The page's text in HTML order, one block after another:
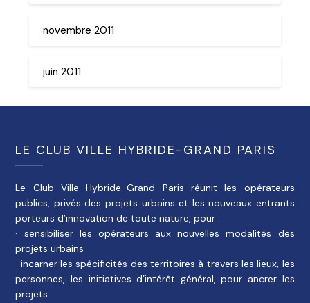
novembre 2011
juin 2011
LE CLUB VILLE HYBRIDE-GRAND PARIS
Le Club Ville Hybride-Grand Paris réunit les opérateurs
publics, privés des projets urbains et les nouveaux entrants
porteurs d’innovation de toute nature, pour :
· sensibiliser les opérateurs aux nouvelles modalités des
projets urbains
· incarner les spécificités des territoires à travers les lieux, les
personnes, les initiatives d’intérêt général, pour ancrer les
projets